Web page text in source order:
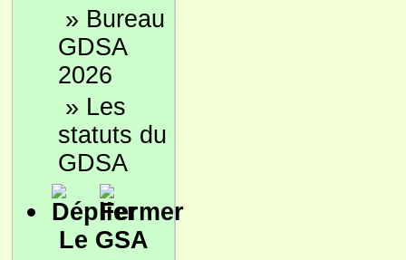
» Bureau
GDSA
2026
» Les
statuts du
GDSA
Le GSA